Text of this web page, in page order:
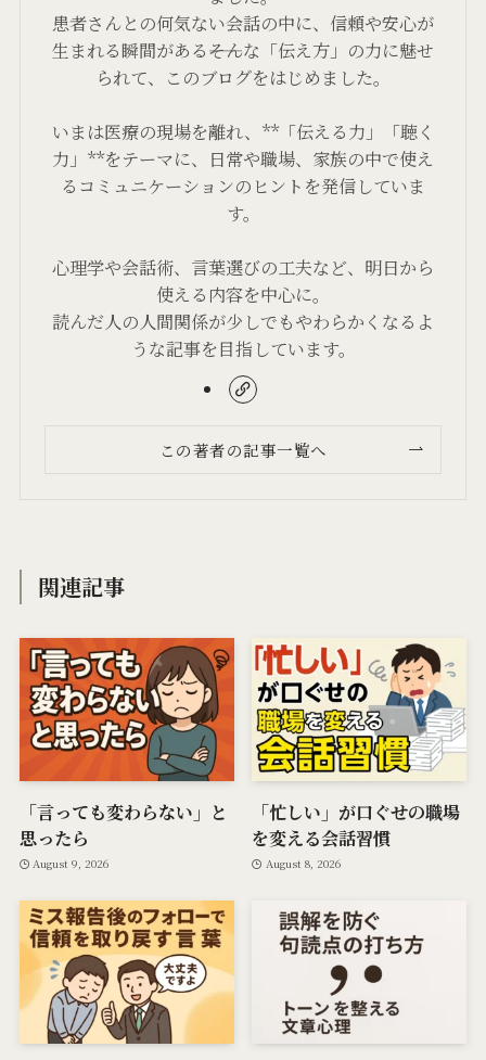
患者さんとの何気ない会話の中に、信頼や安心が
生まれる瞬間がある――そんな「伝え方」の力に魅せ
られて、このブログをはじめました。
いまは医療の現場を離れ、**「伝える力」「聴く
力」**をテーマに、日常や職場、家族の中で使え
るコミュニケーションのヒントを発信していま
す。
心理学や会話術、言葉選びの工夫など、明日から
使える内容を中心に。
読んだ人の人間関係が少しでもやわらかくなるよ
うな記事を目指しています。
この著者の記事一覧へ
関連記事
「言っても変わらない」と
思ったら
August 9, 2026
「忙しい」が口ぐせの職場
を変える会話習慣
August 8, 2026